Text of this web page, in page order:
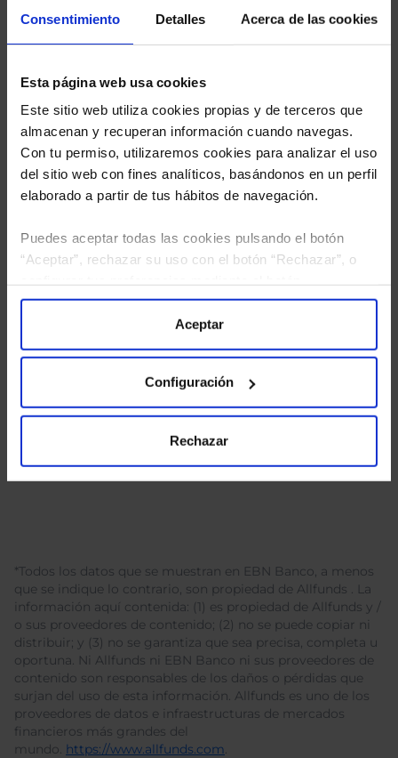
Consentimiento Detalles Acerca de las cookies
Esta página web usa cookies
Este sitio web utiliza cookies propias y de terceros que
almacenan y recuperan información cuando navegas.
Con tu permiso, utilizaremos cookies para analizar el uso
del sitio web con fines analíticos, basándonos en un perfil
elaborado a partir de tus hábitos de navegación.
Puedes aceptar todas las cookies pulsando el botón
“Aceptar”, rechazar su uso con el botón “Rechazar”, o
“Configuración”. Consulta nuestraPolítica
para más información.
Aceptar
Configuración
Rechazar
Limpias con las que podrá ahorrar en sus costes.
la política de privacidad
*Todos los datos que se muestran en EBN Banco, a menos
que se indique lo contrario, son propiedad de Allfunds . La
información aquí contenida: (1) es propiedad de Allfunds y /
o sus proveedores de contenido; (2) no se puede copiar ni
distribuir; y (3) no se garantiza que sea precisa, completa u
oportuna. Ni Allfunds ni EBN Banco ni sus proveedores de
contenido son responsables de los daños o pérdidas que
surjan del uso de esta información. Allfunds es uno de los
proveedores de datos e infraestructuras de mercados
financieros más grandes del
mundo. https://www.allfunds.com.